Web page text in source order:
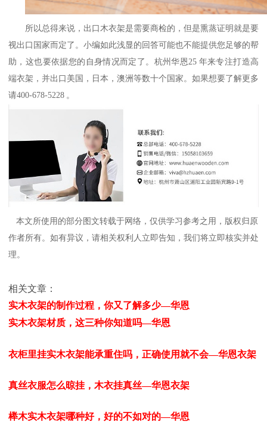
所以总得来说，出口木衣架是需要商检的，但是熏蒸证明就是要
视出口国家而定了。小编如此浅显的回答可能也不能提供您足够的帮
助，这也要依据您的自身情况而定了。杭州华恩 25 年来专注打造高
端衣架，并出口美国，日本，澳洲等数十个国家。如果想要了解更多
请400-678-5228 。
本文所使用的部分图文转载于网络，仅供学习参考之用，版权归原
作者所有。如有异议，请相关权利人立即告知，我们将立即核实并处
理。
相关文章：
实木衣架的制作过程，你又了解多少—华恩
实木衣架材质，这三种你知道吗—华恩
衣柜里挂实木衣架能承重住吗，正确使用就不会—华恩衣架
真丝衣服怎么晾挂，木衣挂真丝—华恩衣架
榉木实木衣架哪种好，好的不如对的—华恩